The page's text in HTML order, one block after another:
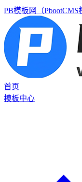
PB模板网（PbootCMS
首页
模板中心